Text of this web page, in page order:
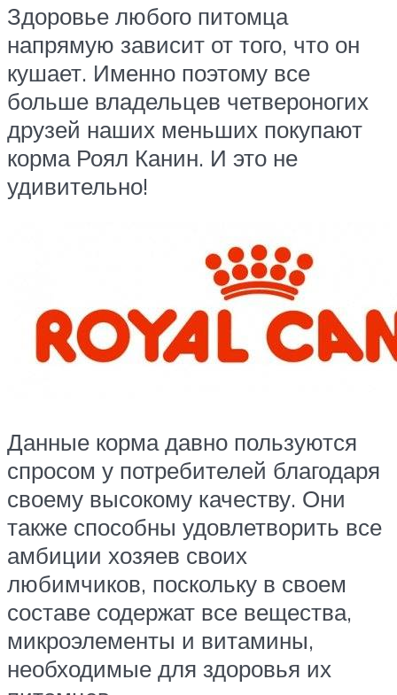
Здоровье любого питомца
напрямую зависит от того, что он
кушает. Именно поэтому все
больше владельцев четвероногих
друзей наших меньших покупают
корма Роял Канин. И это не
удивительно!
Данные корма давно пользуются
спросом у потребителей благодаря
своему высокому качеству. Они
также способны удовлетворить все
амбиции хозяев своих
любимчиков, поскольку в своем
составе содержат все вещества,
микроэлементы и витамины,
необходимые для здоровья их